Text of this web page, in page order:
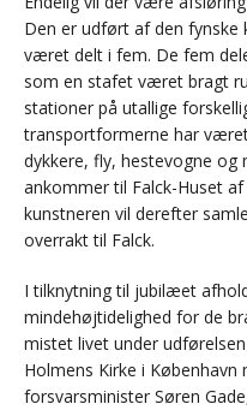
Den er udført af den fynske
været delt i fem. De fem
som en stafet været bragt
stationer på utallige
transportformerne har
dykkere, fly, hestevogne og
ankommer til Falck-Huset
kunstneren vil derefter
overrakt til Falck.
I tilknytning til jubilæet
mindehøjtidelighed for de
mistet livet under
Holmens Kirke i København
forsvarsminister Søren